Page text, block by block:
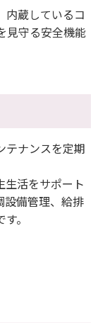
内蔵しているコ
見守る安全機能
テナンスを定期
生活をサポート
設備管理、給排
。